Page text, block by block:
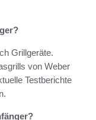
Grillgeräte.
von Weber
Testberichte